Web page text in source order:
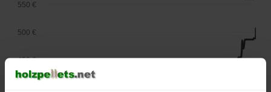
450 €
500 €
550 €